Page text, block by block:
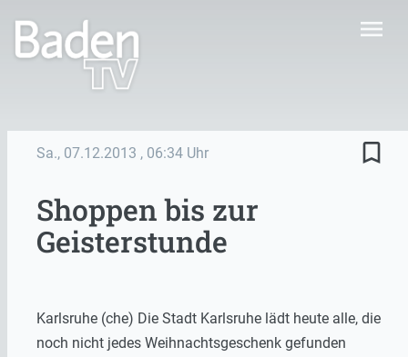
menu
Sa., 07.12.2013 , 06:34 Uhr bookmark_border
Shoppen bis zur
Geisterstunde
Karlsruhe (che) Die Stadt Karlsruhe lädt heute alle, die
noch nicht jedes Weihnachtsgeschenk gefunden